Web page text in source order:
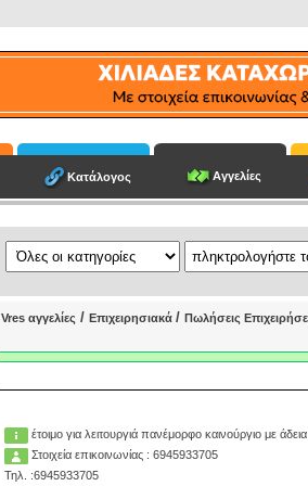
Κατάλογος Αγγελίες
Vres αγγελίες / Επιχειρησιακά / Πωλήσεις
έτοιμο για λειτουργιά πανέμορφο καινούργιο με
Στοιχεία επικοινωνίας : 6945933705
Τηλ. :6945933705